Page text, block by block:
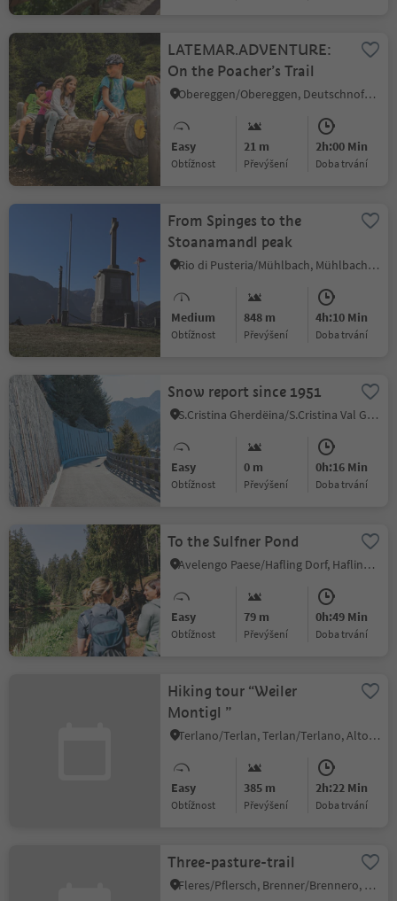
LATEMAR.ADVENTURE:
On the Poacher’s Trail
Obereggen/Obereggen, Deutschnofen/Nova Ponente, Dolomites Region Eggental
Easy
Obtížnost
21 m
Převýšení
2h:00 Min
doba trvání
From Spinges to the
Stoanamandl peak
Rio di Pusteria/Mühlbach, Mühlbach/Rio di Pusteria, Brixen/Bressanone and environs
Medium
Obtížnost
848 m
Převýšení
4h:10 Min
doba trvání
Snow report since 1951
S.Cristina Gherdëina/S.Cristina Val Gardena/S.Cristina Gherdëina/St.Christina in Gröden, Sëlva/Selva di Val Gardena, Dolomites Region Val Gardena
Easy
Obtížnost
0 m
Převýšení
0h:16 Min
doba trvání
To the Sulfner Pond
Avelengo Paese/Hafling Dorf, Hafling/Avelengo, Meran/Merano and environs
Easy
Obtížnost
79 m
Převýšení
0h:49 Min
doba trvání
Hiking tour “Weiler
Montigl ”
Terlano/Terlan, Terlan/Terlano, Alto Adige Wine Road
Easy
Obtížnost
385 m
Převýšení
2h:22 Min
doba trvání
Three-pasture-trail
Fleres/Pflersch, Brenner/Brennero, Sterzing/Vipiteno and environs